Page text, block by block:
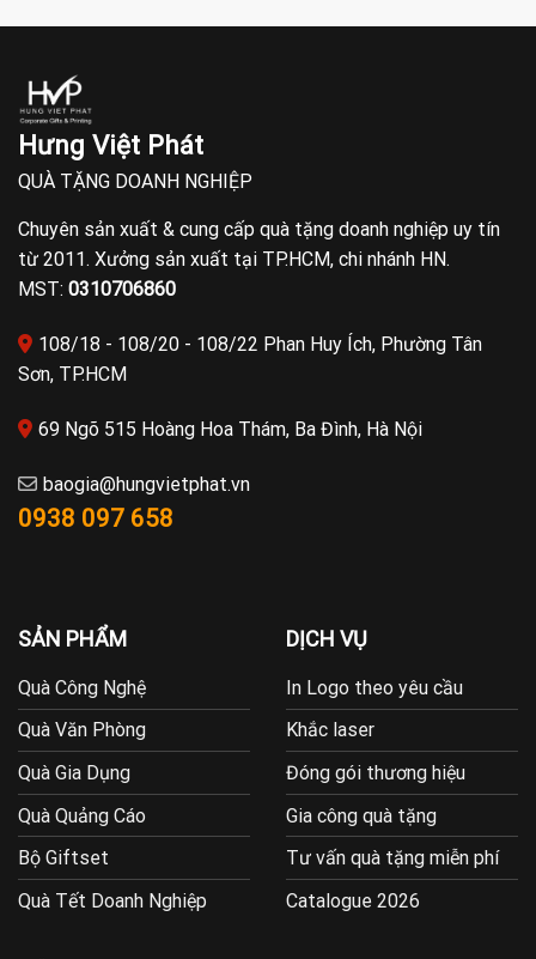
Hưng Việt Phát
QUÀ TẶNG DOANH NGHIỆP
Chuyên sản xuất & cung cấp quà tặng doanh nghiệp uy tín
từ 2011. Xưởng sản xuất tại TP.HCM, chi nhánh HN.
MST: 0310706860
108/18 - 108/20 - 108/22 Phan Huy Ích, Phường Tân
Sơn, TP.HCM
69 Ngõ 515 Hoàng Hoa Thám, Ba Đình, Hà Nội
baogia@hungvietphat.vn
0938 097 658
SẢN PHẨM
Quà Công Nghệ
Quà Văn Phòng
Quà Gia Dụng
Quà Quảng Cáo
Bộ Giftset
Quà Tết Doanh Nghiệp
DỊCH VỤ
In Logo theo yêu cầu
Khắc laser
Đóng gói thương hiệu
Gia công quà tặng
Tư vấn quà tặng miễn phí
Catalogue 2026